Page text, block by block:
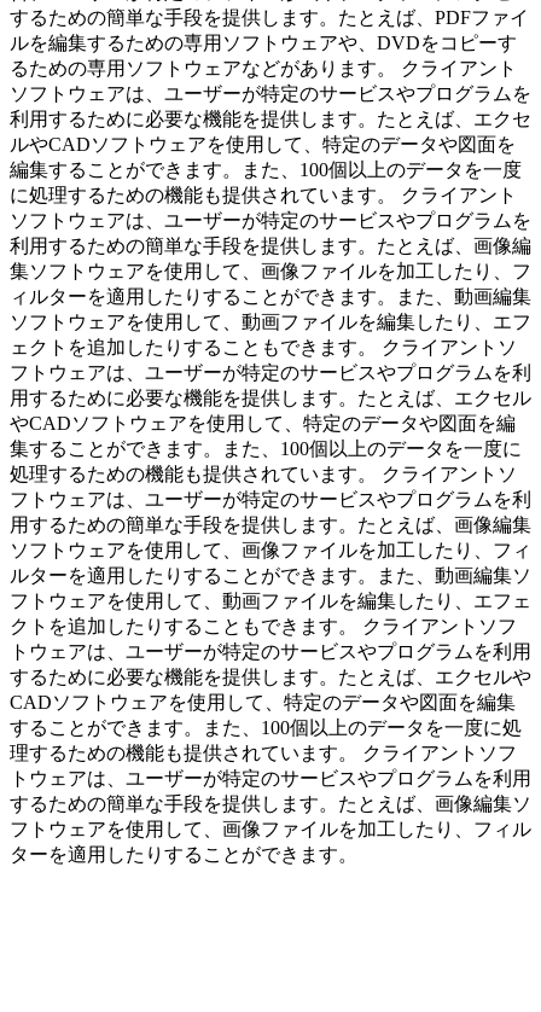
するための簡単な手段を提供します。たとえば、PDFファイ
ルを編集するための専用ソフトウェアや、DVDをコピーす
るための専用ソフトウェアなどがあります。 クライアント
ソフトウェアは、ユーザーが特定のサービスやプログラムを
利用するために必要な機能を提供します。たとえば、エクセ
ルやCADソフトウェアを使用して、特定のデータや図面を
編集することができます。また、100個以上のデータを一度
に処理するための機能も提供されています。 クライアント
ソフトウェアは、ユーザーが特定のサービスやプログラムを
利用するための簡単な手段を提供します。たとえば、画像編
集ソフトウェアを使用して、画像ファイルを加工したり、フ
ィルターを適用したりすることができます。また、動画編集
ソフトウェアを使用して、動画ファイルを編集したり、エフ
ェクトを追加したりすることもできます。 クライアントソ
フトウェアは、ユーザーが特定のサービスやプログラムを利
用するために必要な機能を提供します。たとえば、エクセル
やCADソフトウェアを使用して、特定のデータや図面を編
集することができます。また、100個以上のデータを一度に
処理するための機能も提供されています。 クライアントソ
フトウェアは、ユーザーが特定のサービスやプログラムを利
用するための簡単な手段を提供します。たとえば、画像編集
ソフトウェアを使用して、画像ファイルを加工したり、フィ
ルターを適用したりすることができます。また、動画編集ソ
フトウェアを使用して、動画ファイルを編集したり、エフェ
クトを追加したりすることもできます。 クライアントソフ
トウェアは、ユーザーが特定のサービスやプログラムを利用
するために必要な機能を提供します。たとえば、エクセルや
CADソフトウェアを使用して、特定のデータや図面を編集
することができます。また、100個以上のデータを一度に処
理するための機能も提供されています。 クライアントソフ
トウェアは、ユーザーが特定のサービスやプログラムを利用
するための簡単な手段を提供します。たとえば、画像編集ソ
フトウェアを使用して、画像ファイルを加工したり、フィル
ターを適用したりすることができます。